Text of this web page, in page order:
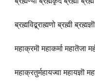
ब्रह्मविद्ब्राह्मणो ब्रह्मी
महाक्रमॊ महाकर्मा महातॆजा
महाक्रतुर्महायज्वा महायज्ञॊ